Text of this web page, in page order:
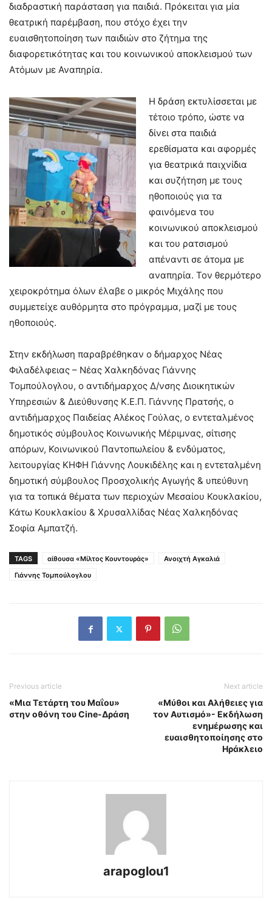
διαδραστική παράσταση για παιδιά. Πρόκειται για μία
θεατρική παρέμβαση, που στόχο έχει την
ευαισθητοποίηση των παιδιών στο ζήτημα της
διαφορετικότητας και του κοινωνικού αποκλεισμού των
Ατόμων με Αναπηρία.
Η δράση εκτυλίσσεται με
τέτοιο τρόπο, ώστε να
δίνει στα παιδιά
ερεθίσματα και αφορμές
για θεατρικά παιχνίδια
και συζήτηση με τους
ηθοποιούς για τα
φαινόμενα του
κοινωνικού αποκλεισμού
και του ρατσισμού
απέναντι σε άτομα με
αναπηρία. Τον θερμότερο
χειροκρότημα όλων έλαβε ο μικρός Μιχάλης που
συμμετείχε αυθόρμητα στο πρόγραμμα, μαζί με τους
ηθοποιούς.
Στην εκδήλωση παραβρέθηκαν ο δήμαρχος Νέας
Φιλαδέλφειας – Νέας Χαλκηδόνας Γιάννης
Τομπούλογλου, ο αντιδήμαρχος Δ/νσης Διοικητικών
Υπηρεσιών & Διεύθυνσης Κ.Ε.Π. Γιάννης Πρατσής, ο
αντιδήμαρχος Παιδείας Αλέκος Γούλας, ο εντεταλμένος
δημοτικός σύμβουλος Κοινωνικής Μέριμνας, σίτισης
απόρων, Κοινωνικού Παντοπωλείου & ενδύματος,
λειτουργίας ΚΗΦΗ Γιάννης Λουκιδέλης και η εντεταλμένη
δημοτική σύμβουλος Προσχολικής Αγωγής & υπεύθυνη
για τα τοπικά θέματα των περιοχών Μεσαίου Κουκλακίου,
Κάτω Κουκλακίου & Χρυσαλλίδας Νέας Χαλκηδόνας
Σοφία Αμπατζή.
TAGS αίθουσα «Μίλτος Κουντουράς»
Ανοιχτή Αγκαλιά
Γιάννης Τομπούλογλου
Previous article
«Μια Τετάρτη του Μαΐου»
στην οθόνη του Cine-Δράση
Next article
«Μύθοι και Αλήθειες για
τον Αυτισμό»- Εκδήλωση
ενημέρωσης και
ευαισθητοποίησης στο
Ηράκλειο
arapoglou1